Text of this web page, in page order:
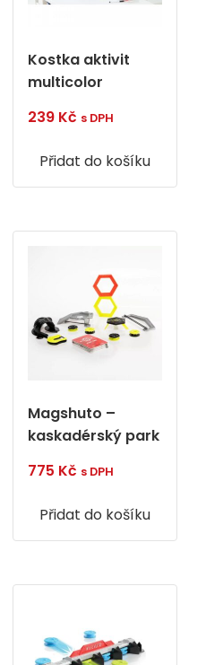
Kostka aktivit
multicolor
239 Kč s DPH
Přidat do košíku
Magshuto –
kaskadérský park
775 Kč s DPH
Přidat do košíku